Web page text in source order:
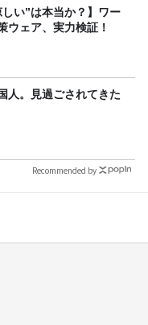
しい”は本当か？】ワー
ウェア、実力検証！
人。見過ごされてきた
Recommended by